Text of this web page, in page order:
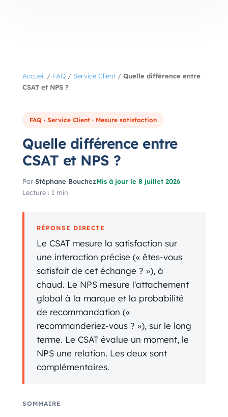
Accueil / FAQ / Service Client / Quelle différence entre
CSAT et NPS ?
FAQ · Service Client · Mesure satisfaction
Quelle différence entre
CSAT et NPS ?
Par Stéphane BouchezMis à jour le 8 juillet 2026
Lecture : 1 min
RÉPONSE DIRECTE
Le CSAT mesure la satisfaction sur
une interaction précise (« êtes-vous
satisfait de cet échange ? »), à
chaud. Le NPS mesure l'attachement
global à la marque et la probabilité
de recommandation («
recommanderiez-vous ? »), sur le long
terme. Le CSAT évalue un moment, le
NPS une relation. Les deux sont
complémentaires.
SOMMAIRE